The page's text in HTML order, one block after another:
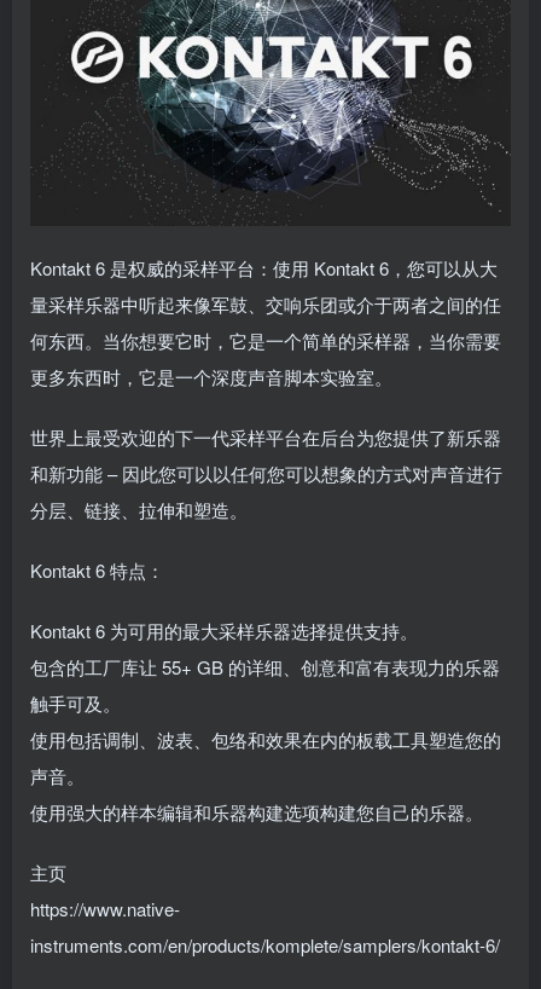
Kontakt 6 是权威的采样平台：使用 Kontakt 6，您可以从大
量采样乐器中听起来像军鼓、交响乐团或介于两者之间的任
何东西。当你想要它时，它是一个简单的采样器，当你需要
更多东西时，它是一个深度声音脚本实验室。
世界上最受欢迎的下一代采样平台在后台为您提供了新乐器
和新功能 – 因此您可以以任何您可以想象的方式对声音进行
分层、链接、拉伸和塑造。
Kontakt 6 特点：
Kontakt 6 为可用的最大采样乐器选择提供支持。
包含的工厂库让 55+ GB 的详细、创意和富有表现力的乐器
触手可及。
使用包括调制、波表、包络和效果在内的板载工具塑造您的
声音。
使用强大的样本编辑和乐器构建选项构建您自己的乐器。
主页
https://www.native-
instruments.com/en/products/komplete/samplers/kontakt-6/